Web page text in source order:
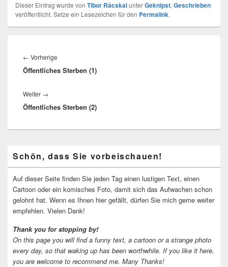
Dieser Eintrag wurde von Tibor RácskaiunterGeknipst, Geschrieben
veröffentlicht. Setze ein Lesezeichen für den Permalink.
← Vorherige
Beitrag:
Öffentliches Sterben (1)
Weiter →
Beitrag:
Öffentliches Sterben (2)
Seitenleisten-
Widgetbereich
Schön, dass Sie vorbeischauen!
Auf dieser Seite finden Sie jeden Tag einen lustigen Text, einen
Cartoon oder ein komisches Foto, damit sich das Aufwachen schon
gelohnt hat. Wenn es Ihnen hier gefällt, dürfen Sie mich gerne weiter
empfehlen. Vielen Dank!
Thank you for stopping by!
On this page you will find a funny text, a cartoon or a strange photo
every day, so that waking up has been worthwhile. If you like it here,
you are welcome to recommend me. Many Thanks!